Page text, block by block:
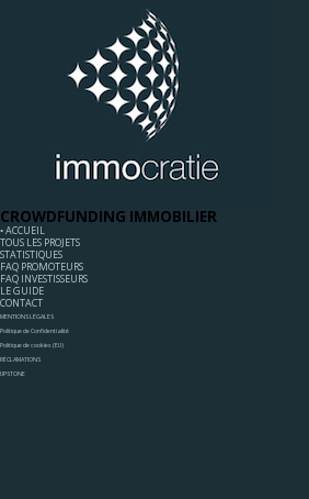
CROWDFUNDING IMMOBILIER
◦ ACCUEIL
TOUS LES PROJETS
STATISTIQUES
FAQ PROMOTEURS
FAQ INVESTISSEURS
LE GUIDE
CONTACT
MENTIONS LÉGALES
Politique de Confidentialité
Politique de cookies (EU)
RÉCLAMATIONS
UPSTONE